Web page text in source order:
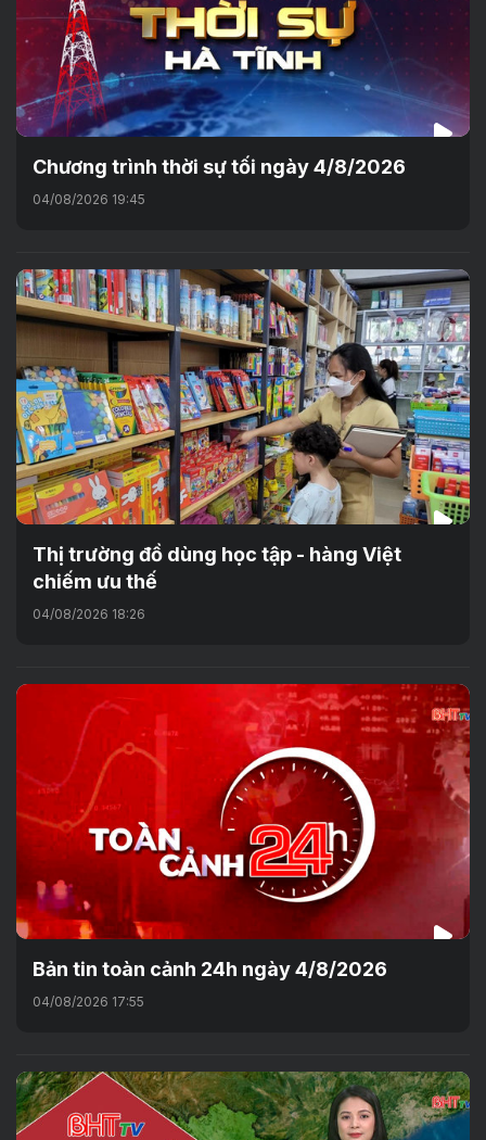
Chương trình thời sự tối ngày 4/8/2026
04/08/2026 19:45
Thị trường đồ dùng học tập - hàng Việt
chiếm ưu thế
04/08/2026 18:26
Bản tin toàn cảnh 24h ngày 4/8/2026
04/08/2026 17:55